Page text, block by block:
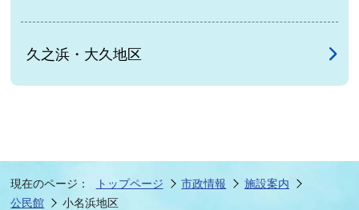
久之浜・大久地区
現在のページ： トップページ 市政情報
施設案内
公民館
小名浜地区